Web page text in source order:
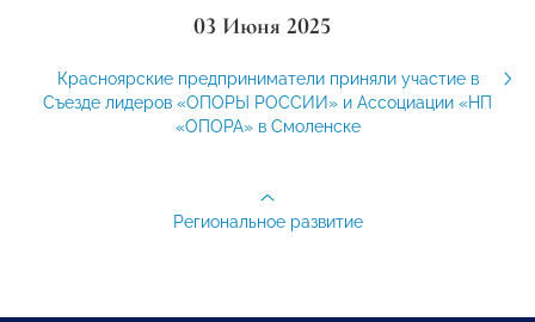
03 Июня 2025
Красноярские предприниматели приняли участие в
Съезде лидеров «ОПОРЫ РОССИИ» и Ассоциации «НП
«ОПОРА» в Смоленске
Региональное развитие